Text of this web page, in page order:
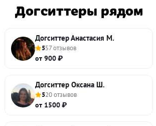
Догситтеры рядом
Догситтер Анастасия М.
557 отзывов
от 900 ₽
Догситтер Оксана Ш.
520 отзывов
от 1500 ₽